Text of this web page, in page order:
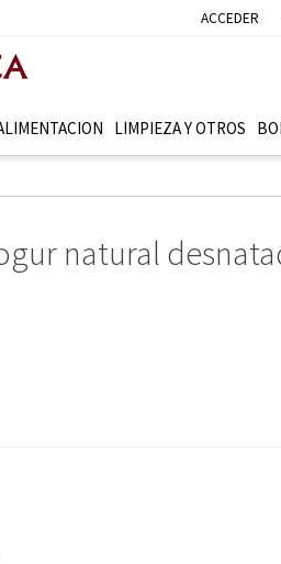
ACCEDER
LIMPIEZA Y OTROS
natural